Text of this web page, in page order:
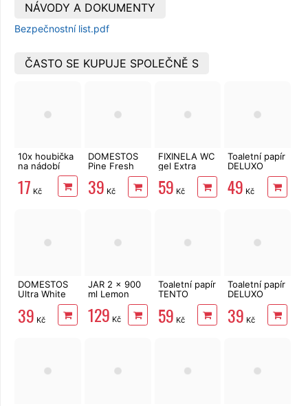
NÁVODY A DOKUMENTY
Bezpečnostní list.pdf
ČASTO SE KUPUJE SPOLEČNĚ S
10x houbička
na nádobí
17 Kč
DOMESTOS
Pine Fresh
39 Kč
FIXINELA WC
gel Extra
silná 750 ml
59 Kč
Toaletní papír
DELUXO
3vrstvý 8 rolí,
132 m
49 Kč
DOMESTOS
Ultra White
39 Kč
JAR 2 x 900
ml Lemon
129 Kč
Toaletní papír
TENTO
3vrstvý 8 rolí,
144 m
59 Kč
Toaletní papír
DELUXO
2vrstvý 8 rolí,
158 m
39 Kč